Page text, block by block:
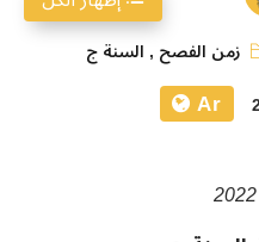
زمن الفصح , السنة ج
Ar